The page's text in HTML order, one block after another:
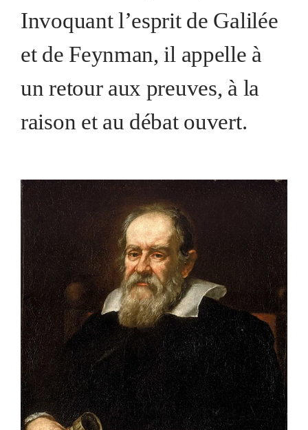
Invoquant l’esprit de Galilée
et de Feynman, il appelle à
un retour aux preuves, à la
raison et au débat ouvert.